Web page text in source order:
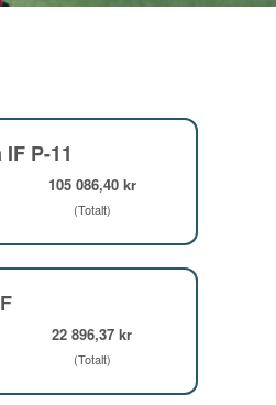
P-11
105 086,40 kr
(Totalt)
22 896,37 kr
(Totalt)